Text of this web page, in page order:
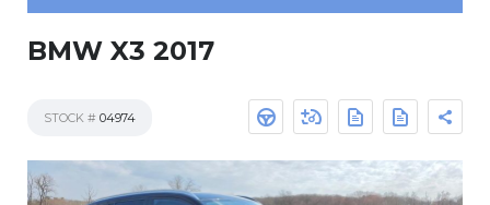
BMW X3 2017
STOCK # 04974